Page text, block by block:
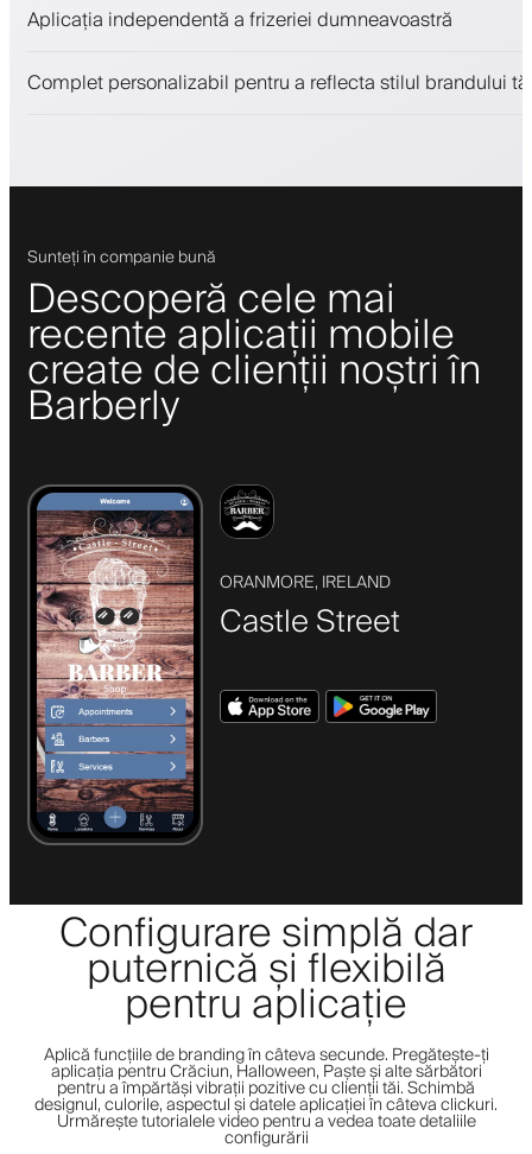
Implică clienții cu un program de loialitate
Aplicația independentă a frizeriei dumneavoastră
Complet personalizabil pentru a reflecta stilul brandului
Sunteți în companie bună
Descoperă cele mai
recente aplicații mobile
create de clienții noștri în
Barberly
ORANMORE, IRELAND
Castle Street
Configurare simplă dar
puternică și flexibilă
pentru aplicație
Aplică funcțiile de branding în câteva secunde. Pregătește-ți
aplicația pentru Crăciun, Halloween, Paște și alte sărbători
pentru a împărtăși vibrații pozitive cu clienții tăi. Schimbă
designul, culorile, aspectul și datele aplicației în câteva clickuri.
Urmărește tutorialele video pentru a vedea toate detaliile
configurării